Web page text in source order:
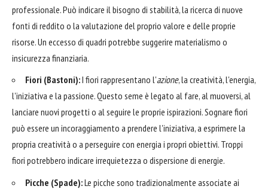
professionale. Può indicare il bisogno di stabilità, la ricerca di nuove
fonti di reddito o la valutazione del proprio valore e delle proprie
risorse. Un eccesso di quadri potrebbe suggerire materialismo o
insicurezza finanziaria.
Fiori (Bastoni):I fiori rappresentano l'azione, la creatività, l'energia,
l'iniziativa e la passione. Questo seme è legato al fare, al muoversi, al
lanciare nuovi progetti o al seguire le proprie ispirazioni. Sognare fiori
può essere un incoraggiamento a prendere l'iniziativa, a esprimere la
propria creatività o a perseguire con energia i propri obiettivi. Troppi
fiori potrebbero indicare irrequietezza o dispersione di energie.
Picche (Spade):Le picche sono tradizionalmente associate ai